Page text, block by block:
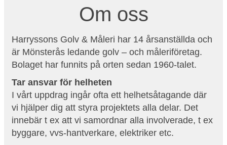
Om oss
Harryssons Golv & Måleri har 14 årsanställda och
är Mönsterås ledande golv – och måleriföretag.
Bolaget har funnits på orten sedan 1960-talet.
Tar ansvar för helheten
I vårt uppdrag ingår ofta ett helhetsåtagande där
vi hjälper dig att styra projektets alla delar. Det
innebär t ex att vi samordnar alla involverade, t ex
byggare, vvs-hantverkare, elektriker etc.